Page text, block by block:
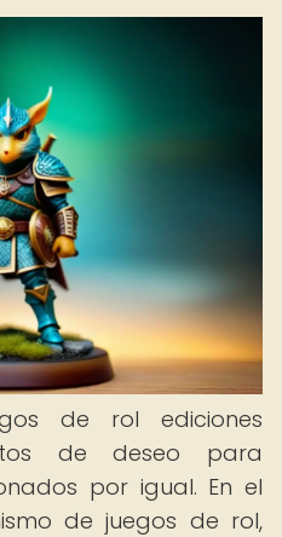
de rol ediciones
de deseo para
por igual. En el
de juegos de rol,